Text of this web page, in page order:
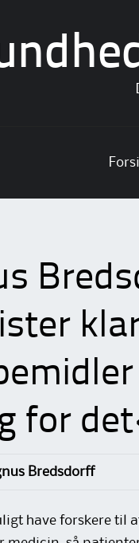
for
Bredsdorff
have forskere til